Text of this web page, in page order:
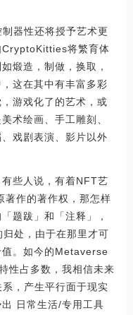
器性还将授予艺术更
CryptoKitties将繁育体
煅造，制做，换取，
这在其中有丰富多彩
游戏化了的艺术，或
术绘画、手工雕刻、
戏剧表演、影片以外
些人说，有着NFT艺
著作的著作权，那怎样
题跋」和「注释」，
处，由于在那里才可
值。如今的Metaverse
性占多数，我相信未来
，产生平行面于现实
日常生活/专用工具